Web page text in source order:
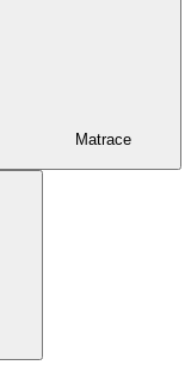
Matrace